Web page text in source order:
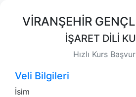
VİRANŞEHİR
İŞARET DİLİ
Hızlı Kurs
Veli Bilgileri
İsim